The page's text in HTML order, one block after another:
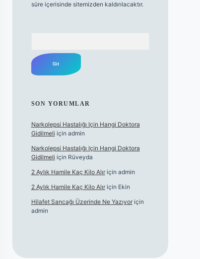
süre içerisinde sitemizden kaldırılacaktır.
SON YORUMLAR
Narkolepsi Hastalığı Için Hangi Doktora
Gidilmeli için admin
Narkolepsi Hastalığı Için Hangi Doktora
Gidilmeli için Rüveyda
2 Aylık Hamile Kaç Kilo Alıriçin admin
2 Aylık Hamile Kaç Kilo Alıriçin Ekin
Hilafet Sancağı Üzerinde Ne Yazıyoriçin
admin